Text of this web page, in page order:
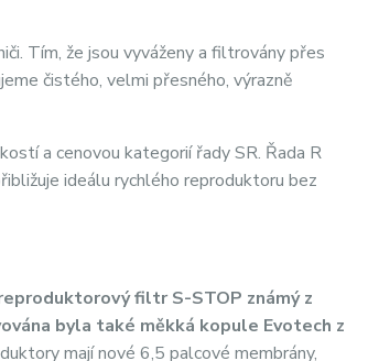
Tím, že jsou vyváženy a filtrovány přes
čistého, velmi přesného, výrazně
a cenovou kategorií řady SR. Řada R
ideálu rychlého reproduktoru bez
filtr S-STOP známý z
byla také měkká kopule Evotech z
mají nové 6,5 palcové membrány,